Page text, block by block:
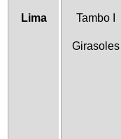
Lima Tambo I
Girasoles